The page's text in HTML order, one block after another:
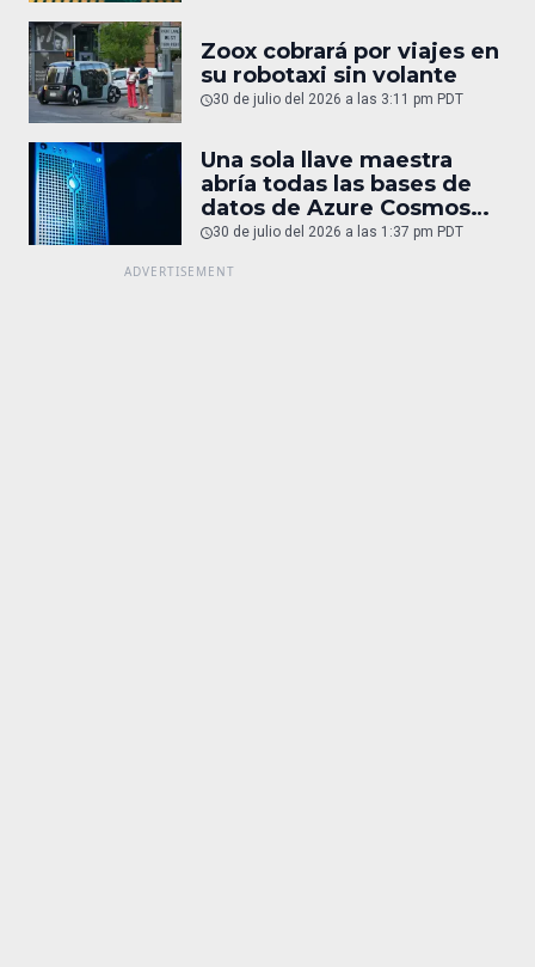
Zoox cobrará por viajes en
su robotaxi sin volante
30 de julio del 2026 a las 3:11 pm PDT
Una sola llave maestra
abría todas las bases de
datos de Azure Cosmos
DB
30 de julio del 2026 a las 1:37 pm PDT